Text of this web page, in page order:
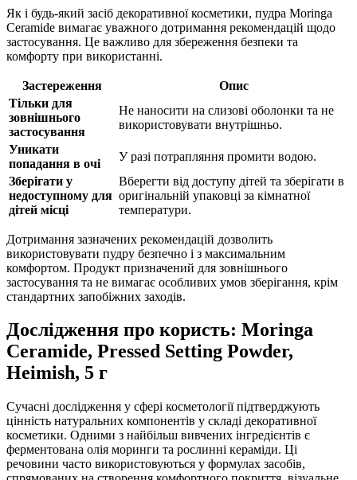
Як і будь-який засіб декоративної косметики, пудра Moringa
Ceramide вимагає уважного дотримання рекомендацій щодо
застосування. Це важливо для збереження безпеки та
комфорту при використанні.
Застереження
Опис
Тільки для
зовнішнього
застосування
Не наносити на слизові оболонки та не
використовувати внутрішньо.
Уникати
попадання в очі
У разі потрапляння промити водою.
Зберігати у
недоступному для
дітей місці
Вберегти від доступу дітей та зберігати в
оригінальній упаковці за кімнатної
температури.
Дотримання зазначених рекомендацій дозволить
використовувати пудру безпечно і з максимальним
комфортом. Продукт призначений для зовнішнього
застосування та не вимагає особливих умов зберігання, крім
стандартних запобіжних заходів.
Дослідження про користь: Moringa
Ceramide, Pressed Setting Powder,
Heimish, 5 г
Сучасні дослідження у сфері косметології підтверджують
цінність натуральних компонентів у складі декоративної
косметики. Одними з найбільш вивчених інгредієнтів є
ферментована олія моринги та рослинні кераміди. Ці
речовини часто використовуються у формулах засобів,